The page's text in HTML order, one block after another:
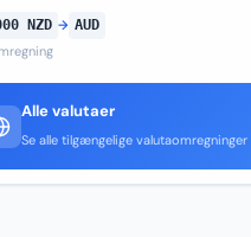
NZD → AUD
Alle valutaer
Se alle tilgængelige valutaomregninger